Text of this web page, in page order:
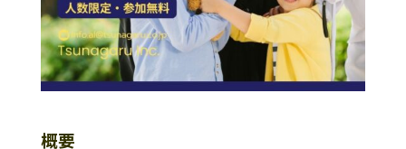
概要